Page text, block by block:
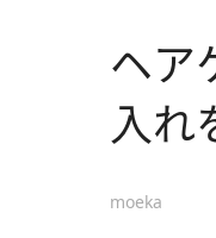
ヘア
入れ
moeka